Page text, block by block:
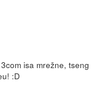
isa mrežne, tseng
:D